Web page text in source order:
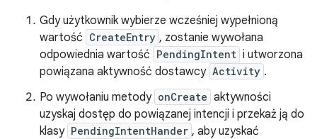
Gdy użytkownik wybierze wcześniej wypełnioną
wartość CreateEntry , zostanie wywołana
odpowiednia wartość PendingIntent i utworzona
powiązana aktywność dostawcy Activity .
Po wywołaniu metody onCreate aktywności
uzyskaj dostęp do powiązanej intencji i przekaż ją do
klasy PendingIntentHander , aby uzyskać